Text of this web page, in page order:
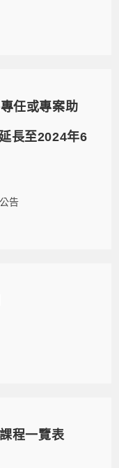
任或專案助
長至2024年6
告
程一覽表